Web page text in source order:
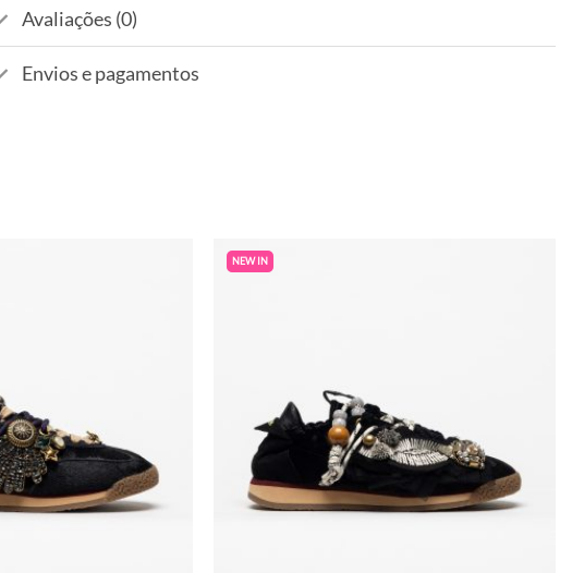
Avaliações (0)
Envios e pagamentos
NEW IN